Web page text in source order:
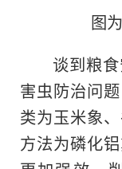
图
谈到粮
害虫防治问
类为玉米象
方法为磷化